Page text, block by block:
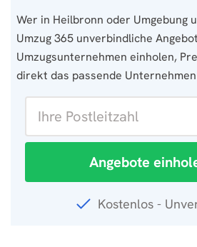
Wer in Heilbronn oder Umgebung
Umzug 365 unverbindliche
Umzugsunternehmen einholen,
direkt das passende
Angebote
Kostenlos -